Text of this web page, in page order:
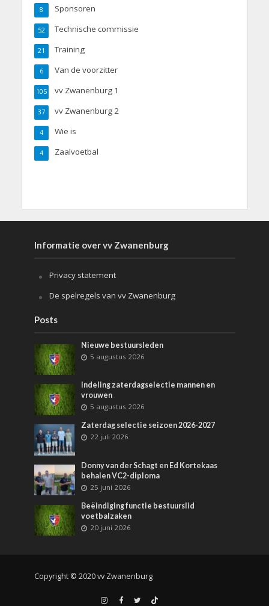
Sponsoren
8
Technische commissie
52
Training
21
Van de voorzitter
6
vv Zwanenburg 1
105
vv Zwanenburg 2
37
Wie is
4
Zaalvoetbal
4
Informatie over vv Zwanenburg
Privacy statement
De spelregels van vv Zwanenburg
Posts
Nieuwe bestuursleden
5 augustus 2026
Indeling zaterdagselectie mannen en
vrouwen
5 augustus 2026
Zaterdag selectie seizoen 2026-2027
22 juli 2026
Donny van der Schagt en Ed Kortekaas
behalen VC2-diploma
25 juni 2026
Beëindiging functie bestuurslid
voetbalzaken
20 juni 2026
Copyright © 2020 vv Zwanenburg